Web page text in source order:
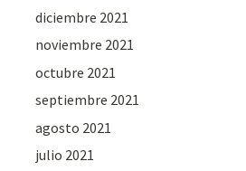
diciembre 2021
noviembre 2021
octubre 2021
septiembre 2021
agosto 2021
julio 2021